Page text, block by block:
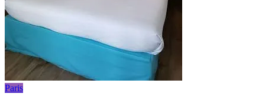
Paris